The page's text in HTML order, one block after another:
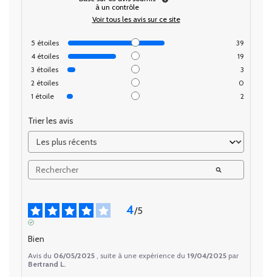
à un contrôle
Voir tous les avis sur ce site
5 étoiles
39
4 étoiles
19
3 étoiles
3
2 étoiles
0
1 étoile 2
Trier les avis
4/5
Bien
Avis du 06/05/2025 , suite à une expérience du 19/04/2025 par
Bertrand L.